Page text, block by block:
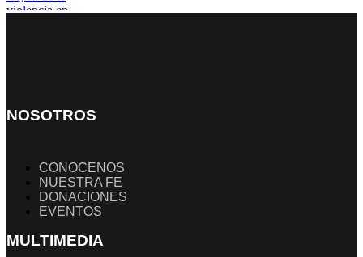
NOSOTROS
CONOCENOS
NUESTRA FE
DONACIONES
EVENTOS
MULTIMEDIA